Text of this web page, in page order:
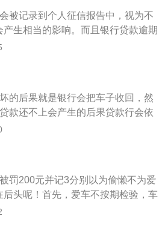
期参与年审的车子不可上路；未按
参与年审上路归属于违法驾驶，可
年免检期内机动车辆可在异地进行
主或办理人只要携带身份证、行驶
查。待审核合格后，便可领到年检
被记录到个人征信报告中，视为不
生相当的影响。而且银行贷款逾期
；2、欠银行贷款不还，属于民事纠
法院强制执行；4、法院在受理强
辆、证券和存款；5、另外债务人
的生效判决，则会有逾期还款等负
费及出入境，甚至有可能会被司法
拒不执行判决、裁定罪。
的后果就是银行会把车子收回，然
款还不上会产生的后果贷款行会依
同（抵押或质押合同）的约定，贷
押的财产等。判决下来后，会依法
以清偿银行的贷款损失。具体包
以及由此产生的一切诉讼费用，处
等。
罚200元并记3分别以为偷懒不为爱
头呢！首先，爱车不按期检验，车
其是长期使用的机动车辆，机械部
，每6个月检验1次；载货汽车和大